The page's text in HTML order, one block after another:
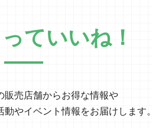
ていいね！
販売店舗からお得な情報や
動やイベント情報をお届けします。